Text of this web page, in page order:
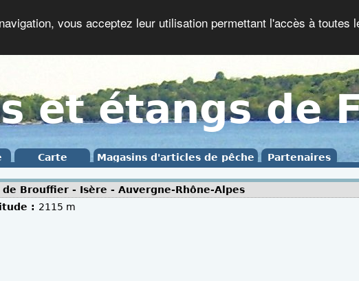
vous acceptez leur utilisation permettant l'accès à
et étangs de
Carte Magasins d'articles de pêche Partenaires
de Brouffier - Isère - Auvergne-Rhône-Alpes
: 2115 m